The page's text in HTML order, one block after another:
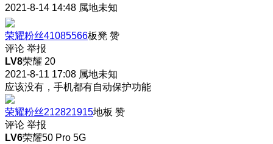
2021-8-14 14:48 属地未知
荣耀粉丝41085566板凳 赞
评论 举报
LV8荣耀 20
2021-8-11 17:08 属地未知
应该没有，手机都有自动保护功能
荣耀粉丝212821915地板 赞
评论 举报
LV6荣耀50 Pro 5G